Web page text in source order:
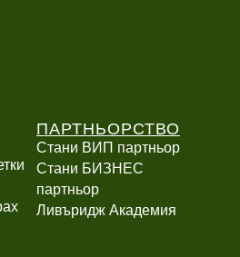
ПАРТНЬОРСТВО
Стани ВИП партньор
Стани БИЗНЕС
партньор
Ливъридж Академия